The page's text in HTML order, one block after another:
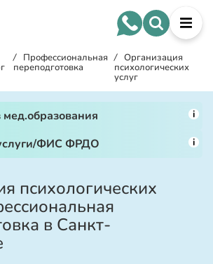
/ Профессиональная
переподготовка
/ Организация
психологических
услуг
i
ФИС ФРДО i
психологических
в Санкт-